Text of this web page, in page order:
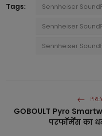
Tags: Sennheiser
Sennheiser
Sennheiser
GOBOULT Pyro
परफॉर्मेंस का